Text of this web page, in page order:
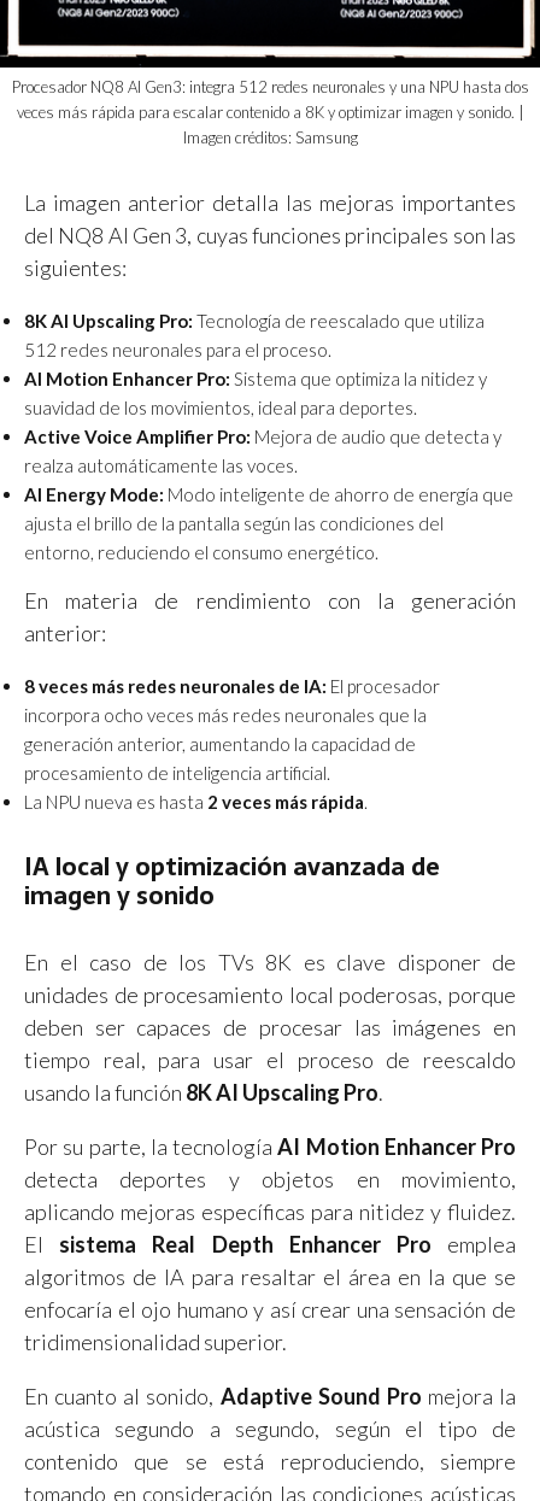
Procesador NQ8 AI Gen3: integra 512 redes neuronales y una NPU hasta dos
veces más rápida para escalar contenido a 8K y optimizar imagen y sonido. |
Imagen créditos: Samsung
La imagen anterior detalla las mejoras importantes
del NQ8 AI Gen 3, cuyas funciones principales son las
siguientes:
8K AI Upscaling Pro: Tecnología de reescalado que utiliza
512 redes neuronales para el proceso.
AI Motion Enhancer Pro: Sistema que optimiza la nitidez y
suavidad de los movimientos, ideal para deportes.
Active Voice Amplifier Pro: Mejora de audio que detecta y
realza automáticamente las voces.
AI Energy Mode: Modo inteligente de ahorro de energía que
ajusta el brillo de la pantalla según las condiciones del
entorno, reduciendo el consumo energético.
En materia de rendimiento con la generación
anterior:
8 veces más redes neuronales de IA: El procesador
incorpora ocho veces más redes neuronales que la
generación anterior, aumentando la capacidad de
procesamiento de inteligencia artificial.
La NPU nueva es hasta 2 veces más rápida.
IA local y optimización avanzada de
imagen y sonido
En el caso de los TVs 8K es clave disponer de
unidades de procesamiento local poderosas, porque
deben ser capaces de procesar las imágenes en
tiempo real, para usar el proceso de reescaldo
usando la función 8K AI Upscaling Pro.
Por su parte, la tecnología AI Motion Enhancer Pro
detecta deportes y objetos en movimiento,
aplicando mejoras específicas para nitidez y fluidez.
El sistema Real Depth Enhancer Pro emplea
algoritmos de IA para resaltar el área en la que se
enfocaría el ojo humano y así crear una sensación de
tridimensionalidad superior.
En cuanto al sonido, Adaptive Sound Pro mejora la
acústica segundo a segundo, según el tipo de
contenido que se está reproduciendo, siempre
tomando en consideración las condiciones acústicas